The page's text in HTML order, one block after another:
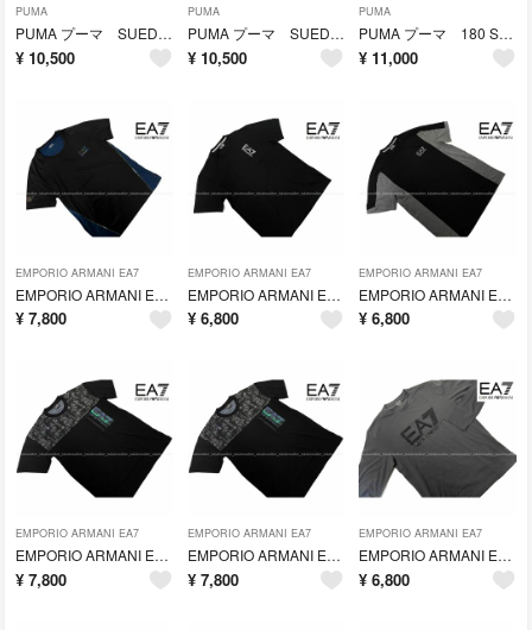
PUMA
PUMA プーマ SUEDE 2 STAPLE ステイプル スニーカー(27.5
¥ 10,500
PUMA
PUMA プーマ SUEDE 2 STAPLE ステイプル スニーカー(27)
¥ 10,500
PUMA
PUMA プーマ 180 STAPLE ステイプル スニーカー(27)
¥ 11,000
EMPORIO ARMANI EA7
EMPORIO ARMANI EA7 エンポリオ・アルマーニ Tシャツ(L)
¥ 7,800
EMPORIO ARMANI EA7
EMPORIO ARMANI EA7 エンポリオ・アルマーニ Tシャツ(S)
¥ 6,800
EMPORIO ARMANI EA7
EMPORIO ARMANI EA7 エンポリオ・アルマーニ Tシャツ(S)
¥ 6,800
EMPORIO ARMANI EA7
EMPORIO ARMANI EA7 エンポリオ・アルマーニ Tシャツ(L)
¥ 7,800
EMPORIO ARMANI EA7
EMPORIO ARMANI EA7 エンポリオ・アルマーニ Tシャツ(M)
¥ 7,800
EMPORIO ARMANI EA7
EMPORIO ARMANI EA7 エンポリオ・アルマーニ 長袖Tシャツ(M)
¥ 6,800